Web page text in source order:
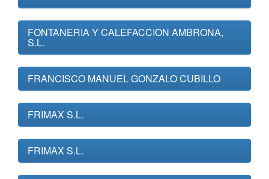
FONTANERIA Y CALEFACCION AMBRONA,
S.L.
FRANCISCO MANUEL GONZALO CUBILLO
FRIMAX S.L.
FRIMAX S.L.